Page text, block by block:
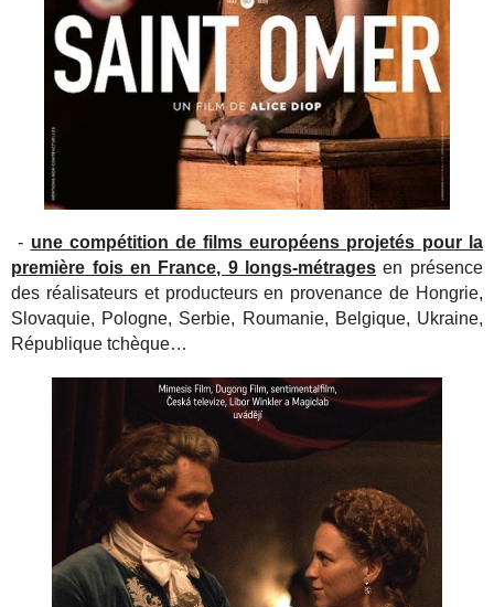
- une compétition de films européens projetés pour la
première fois en France, 9 longs-métrages en présence
des réalisateurs et producteurs en provenance de Hongrie,
Slovaquie, Pologne, Serbie, Roumanie, Belgique, Ukraine,
République tchèque…